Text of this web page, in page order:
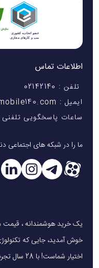
اطلاعات تماس
تلفن : 02142140
ایمیل : support@mobile140.com
ساعات پاسخگویی تلفنی :
ما را در شبکه های اجتماعی
خوش آمدید، جایی که
اختیار